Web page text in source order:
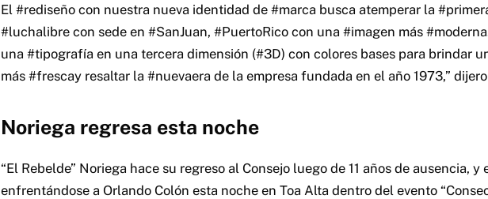
El #rediseño con nuestra nueva identidad de #marca busca atemperar la
#luchalibre con sede en #SanJuan, #PuertoRico con una #imagen más
una #tipografía en una tercera dimensión (#3D) con colores bases para brindar
más #frescay resaltar la #nuevaera de la empresa fundada en el año 1973,”
Noriega regresa esta noche
“El Rebelde” Noriega hace su regreso al Consejo luego de 11 años de ausencia, y
enfrentándose a Orlando Colón esta noche en Toa Alta dentro del evento